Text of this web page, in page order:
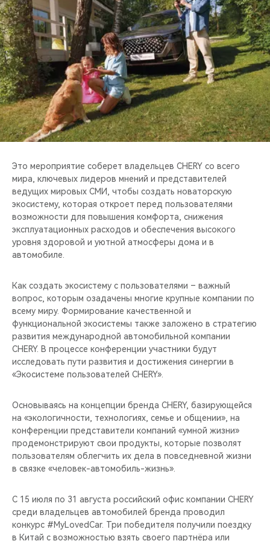
CHERY И СПОРТ
НАШИ МЕРОПРИЯТИЯ
ВИДЕООБЗОРЫ
CHERY ДЛЯ ДЕТЕЙ
Это мероприятие соберет владельцев CHERY со всего
мира, ключевых лидеров мнений и представителей
ведущих мировых СМИ, чтобы создать новаторскую
экосистему, которая откроет перед пользователями
возможности для повышения комфорта, снижения
эксплуатационных расходов и обеспечения высокого
уровня здоровой и уютной атмосферы дома и в
автомобиле.
Как создать экосистему с пользователями – важный
вопрос, которым озадачены многие крупные компании по
всему миру. Формирование качественной и
функциональной экосистемы также заложено в стратегию
развития международной автомобильной компании
CHERY. В процессе конференции участники будут
исследовать пути развития и достижения синергии в
«Экосистеме пользователей CHERY».
Основываясь на концепции бренда CHERY, базирующейся
на «экологичности, технологиях, семье и общении», на
конференции представители компаний «умной жизни»
продемонстрируют свои продукты, которые позволят
пользователям облегчить их дела в повседневной жизни
в связке «человек-автомобиль-жизнь».
С 15 июля по 31 августа российский офис компании CHERY
среди владельцев автомобилей бренда проводил
конкурс #MyLovedCar. Три победителя получили поездку
в Китай с возможностью взять своего партнёра или